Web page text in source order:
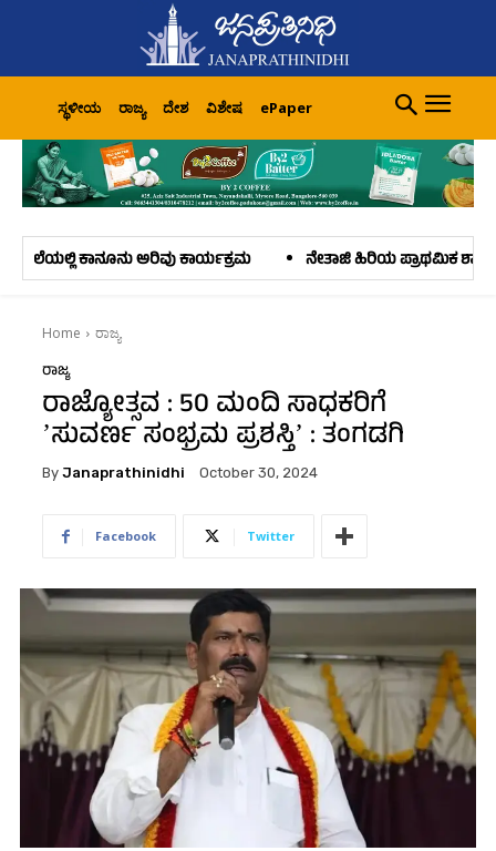
ಸ್ಥಳೀಯ ರಾಜ್ಯ ದೇಶ ವಿಶೇಷ ePaper
ಅರಿವು ಕಾರ್ಯಕ್ರಮ ನೇತಾಜಿ ಹಿರಿಯ ಪ್ರಾಥಮಿಕ ಶಾಲೆ ಕಂಡ್ಲೂರು:
Home ರಾಜ್ಯ
ರಾಜ್ಯ
ರಾಜ್ಯೋತ್ಸವ : 50 ಮಂದಿ ಸಾಧಕರಿಗೆ
ʼಸುವರ್ಣ ಸಂಭ್ರಮ ಪ್ರಶಸ್ತಿʼ : ತಂಗಡಗಿ
By Janaprathinidhi October 30, 2024
Facebook Twitter